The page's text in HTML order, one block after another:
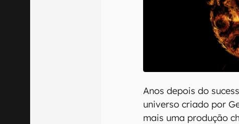
Confirmo que li,
Anos depois do
universo criado por
mais uma produção